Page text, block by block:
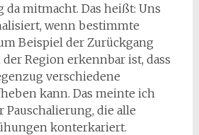
da mitmacht. Das heißt: Uns
wenn bestimmte
Beispiel der Zurückgang
Region erkennbar ist, dass
verschiedene
kann. Das meinte ich
Pauschalierung, die alle
konterkariert.